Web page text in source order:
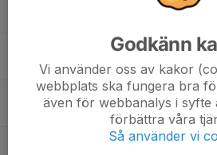
Godkänn
Vi använder oss av kakor
webbplats ska fungera bra
även för webbanalys i syfte
förbättra våra
Så använder vi